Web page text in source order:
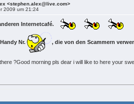
<stephen.alex@live.com>
2009 um 21:24
Internetcafé.
Nr. , die von den Scammern
?Good morning pls dear i will like to here your